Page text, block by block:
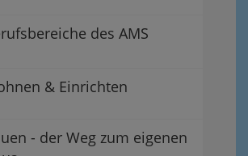
des AMS
& Einrichten
- der Weg zum eigenen